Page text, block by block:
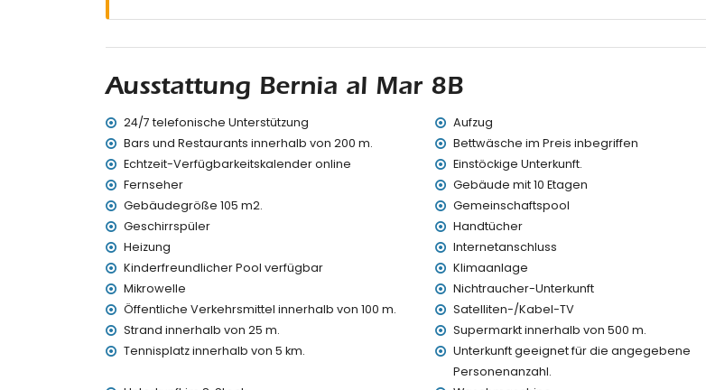
Das Gebäude, in dem sich die Unterkunft befindet, verfügt über einen Aufzug.
Internet (Glasfaser)
Bügeleisen und Bügelbrett
Ausstattung und Dienstleistungen gegen Aufpreis
Zentralheizung
Kinderbett/Kinderreisebett (auf Anfrage)
Unterhaltung und Freizeitaktivitäten für Ihren Urlaub in Calpe, Costa Blanca
Themenpark (Terra Mítica), Zoo (Terra Natura und Mundomar) und Wasserpark (Aqua Natura und
Aqualandia) (innerhalb von 10 Kilometern vom Apartment)
Sport
Tennis (innerhalb von 5 Kilometern vom Apartment)
Ausstattung Bernia al Mar 8B
24/7 telefonische Unterstützung
Aufzug
Bars und Restaurants innerhalb von 200 m.
Bettwäsche im Preis inbegriffen
Echtzeit-Verfügbarkeitskalender online
Einstöckige Unterkunft.
Fernseher
Gebäude mit 10 Etagen
Gebäudegröße 105 m2.
Gemeinschaftspool
Geschirrspüler
Handtücher
Heizung
Internetanschluss
Kinderfreundlicher Pool verfügbar
Klimaanlage
Mikrowelle
Nichtraucher-Unterkunft
Öffentliche Verkehrsmittel innerhalb von 100 m.
Satelliten-/Kabel-TV
Strand innerhalb von 25 m.
Supermarkt innerhalb von 500 m.
Tennisplatz innerhalb von 5 km.
Unterkunft geeignet für die angegebene
Personenanzahl.